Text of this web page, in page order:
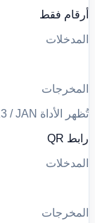
أرقام فقط
المدخلات
المخرجات
تُظهر الأداة EAN-13 / JAN كنوع مرجح.
رابط QR
المدخلات
المخرجات